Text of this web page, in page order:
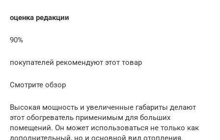
оценка редакции
90%
покупателей рекомендуют этот товар
Смотрите обзор
Высокая мощность и увеличенные габариты делают
этот обогреватель применимым для больших
помещений. Он может использоваться не только как
дополнительный, но и основной вид отопления.